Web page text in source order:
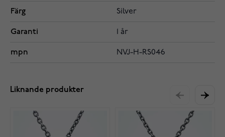
Färg Silver
Garanti 1 år
mpn NVJ-H-RS046
Liknande produkter